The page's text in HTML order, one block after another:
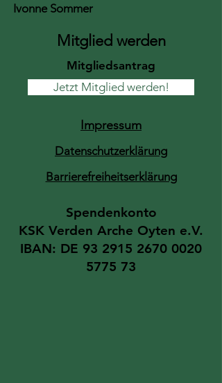
Ivonne Sommer
Mitglied werden
Mitgliedsantrag
Jetzt Mitglied werden!
Impressum
Datenschutzerklärung
Barrierefreiheitserklärung
Spendenkonto​
KSK Verden ​Arche Oyten e.V.
IBAN: DE 93 2915 2670 0020
5775 73